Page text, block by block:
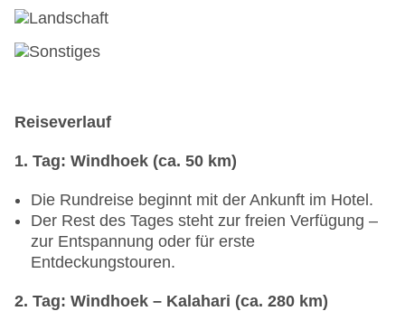
Reiseverlauf
1. Tag: Windhoek (ca. 50 km)
Die Rundreise beginnt mit der Ankunft im Hotel.
Der Rest des Tages steht zur freien Verfügung –
zur Entspannung oder für erste
Entdeckungstouren.
2. Tag: Windhoek – Kalahari (ca. 280 km)